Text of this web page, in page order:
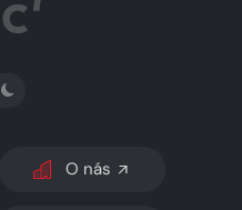
PŘEPNOUT SVĚTLÝ/TMAVÝ REŽIM
O nás